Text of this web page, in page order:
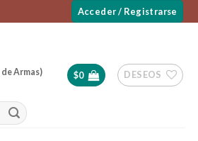
Acceder / Registrarse
Armas)
$0 DESEOS